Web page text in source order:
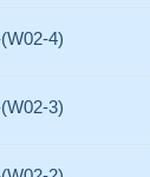
4)
3)